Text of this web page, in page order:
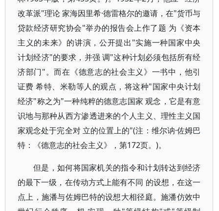
改革派"理论 家海因里希·德雷格尔的邀请，在"货币与
贷款经济研究协会"举办的报告会上作了题 为《资本
主义的未来》的讲演，公开提出"实施一种国家中央
计划经济"的要求，并强 调"这种计划必须包括所有经
济部门"。而在《德意志的社会主义》一书中，他引
证费 希特、米勒等人的观点，将这种"国家中央计划
经济"称之为"一种纯粹的德意志国家 观念，它是有意
识地与那种从西方渗透进来的个人主义、理性主义国
家观念处于完全对 立的位置上的"(注：维尔讷·佐姆巴
特：《德意志的社会主义》，第172页。)。
但是，如何将国家机关的指令和计划转达到经济
的最下一级，在传动方式上能有不同 的设想，在这一
点上，施潘与佐姆巴特的设想大相径庭。施潘仿效中